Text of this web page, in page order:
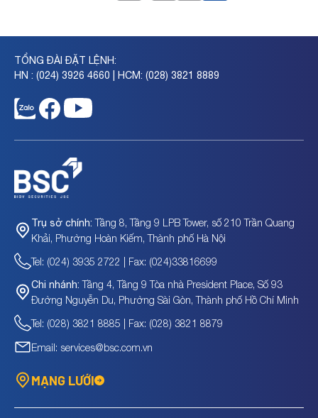
TỔNG ĐÀI ĐẶT LỆNH:
HN : (024) 3926 4660 | HCM: (028) 3821 8889
Trụ sở chính: Tầng 8, Tầng 9 LPB Tower, số 210 Trần Quang
Khải, Phường Hoàn Kiếm, Thành phố Hà Nội
Tel: (024) 3935 2722 | Fax: (024)33816699
Chi nhánh: Tầng 4, Tầng 9 Tòa nhà President Place, Số 93
Đường Nguyễn Du, Phường Sài Gòn, Thành phố Hồ Chí Minh
Tel: (028) 3821 8885 | Fax: (028) 3821 8879
Email: services@bsc.com.vn
MẠNG LƯỚI